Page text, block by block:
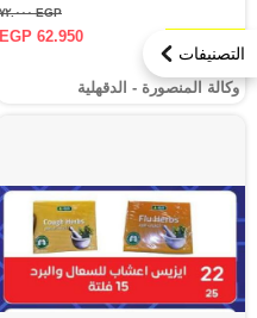
التصنيفات
EGP ٧٢.٠٠٠
EGP 62.950
وكالة المنصورة - الدقهلية‎